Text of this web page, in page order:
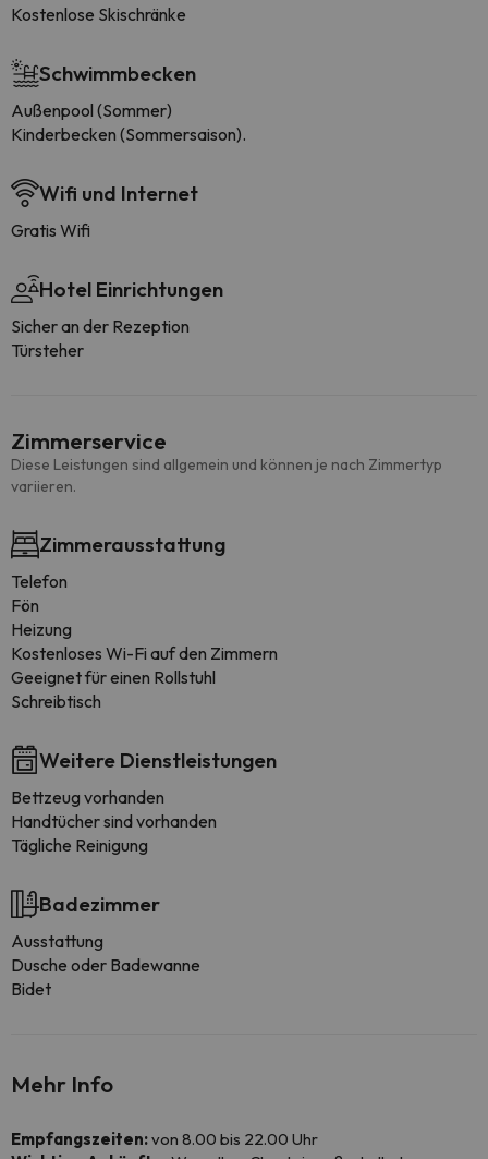
Kostenlose Skischränke
Schwimmbecken
Außenpool (Sommer)
Kinderbecken (Sommersaison).
Wifi und Internet
Gratis Wifi
Hotel Einrichtungen
Sicher an der Rezeption
Türsteher
Zimmerservice
Diese Leistungen sind allgemein und können je nach Zimmertyp
variieren.
Zimmerausstattung
Telefon
Fön
Heizung
Kostenloses Wi-Fi auf den Zimmern
Geeignet für einen Rollstuhl
Schreibtisch
Weitere Dienstleistungen
Bettzeug vorhanden
Handtücher sind vorhanden
Tägliche Reinigung
Badezimmer
Ausstattung
Dusche oder Badewanne
Bidet
Mehr Info
Empfangszeiten:von 8.00 bis 22.00 Uhr